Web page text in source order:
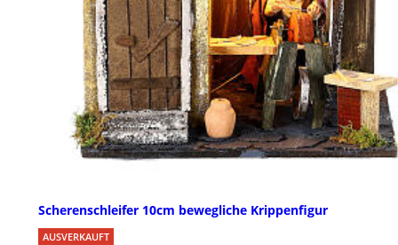
Scherenschleifer 10cm bewegliche Krippenfigur
AUSVERKAUFT